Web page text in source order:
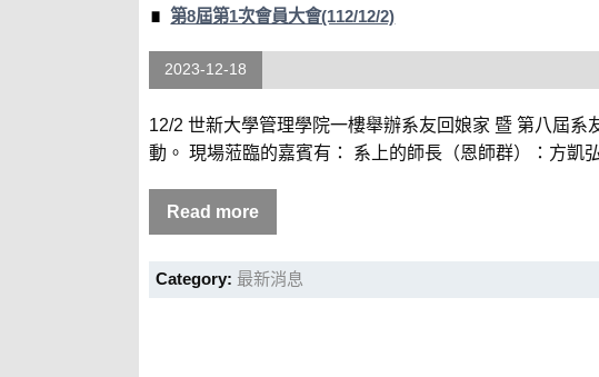
第8屆第1次會員大會(112/12/2)
2023-12-18
12/2 世新大學管理學院一樓舉辦系友回娘家 暨 第八屆
動。 現場蒞臨的嘉賓有： 系上的師長（恩師群）：方凱
Read more
Category: 最新消息